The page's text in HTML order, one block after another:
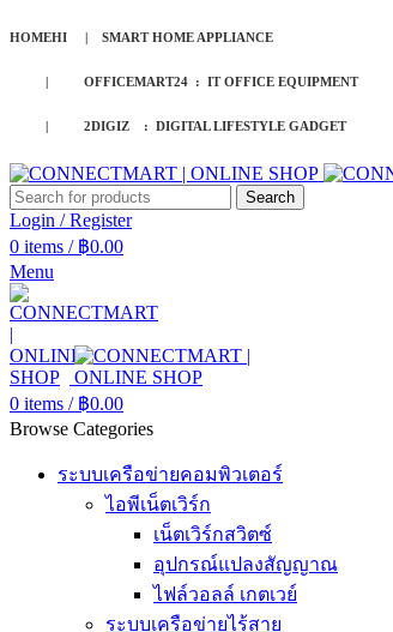
HOMEHI | SMART HOME APPLIANCE
| OFFICEMART24 : IT OFFICE EQUIPMENT
| 2DIGIZ : DIGITAL LIFESTYLE GADGET
Search
Login / Register
0 items / ฿0.00
Menu
0 items / ฿0.00
Browse Categories
ระบบเครือข่ายคอมพิวเตอร์
ไอพีเน็ตเวิร์ก
เน็ตเวิร์กสวิตซ์
อุปกรณ์แปลงสัญญาณ
ไฟล์วอลล์ เกตเวย์
ระบบเครือข่ายไร้สาย